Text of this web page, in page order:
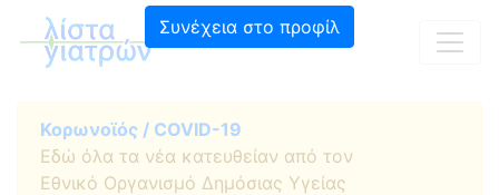
Συνέχεια στο προφίλ
Κορωνοϊός / COVID-19
Εδώ όλα τα νέα κατευθείαν από τον
Εθνικό Οργανισμό Δημόσιας Υγείας